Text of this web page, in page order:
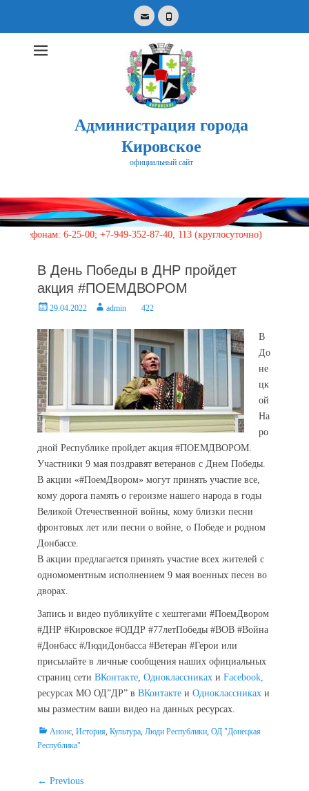
EmailPhone
Администрация города
Кировское
официальный сайт
for:
6-25-00; +7-949-352-87-40, 113 (круглосуточно)
В День Победы в ДНР пройдет
акция #ПОЕМДВОРОМ
Posted29.04.2022 Authoradmin 422
В
До
не
цк
ой
На
ро
дной Республике пройдет акция #ПОЕМДВОРОМ.
Участники 9 мая поздравят ветеранов с Днем Победы.
В акции «#ПоемДвором» могут принять участие все,
кому дорога память о героизме нашего народа в годы
Великой Отечественной войны, кому близки песни
фронтовых лет или песни о войне, о Победе и родном
Донбассе.
В акции предлагается принять участие всех жителей с
одномоментным исполнением 9 мая военных песен во
дворах.
Запись и видео публикуйте с хештегами #ПоемДвором
#ДНР #Кировское #ОДДР #77летПобеды #ВОВ #Война
#Донбасс #ЛюдиДонбасса #Ветеран #Герои или
присылайте в личные сообщения наших официальных
страниц сети ВКонтакте, Одноклассниках и Facebook,
ресурсах МО ОД”ДР” в ВКонтакте и Одноклассниках и
мы разместим ваши видео на данных ресурсах.
Categories
Анонс, История, Культура, Люди Республики, ОД "Донецкая
Республика"
Навигация
← Previous